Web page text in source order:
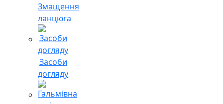
Змащення
ланцюга
Засоби
догляду